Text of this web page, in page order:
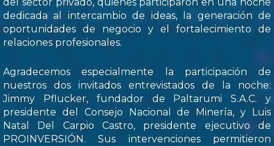
del sector privado, quienes participaron en una noche
dedicada al intercambio de ideas, la generación de
oportunidades de negocio y el fortalecimiento de
relaciones profesionales.
Agradecemos especialmente la participación de
nuestros dos invitados entrevistados de la noche:
Jimmy Pflucker, fundador de Paltarumi S.A.C. y
presidente del Consejo Nacional de Minería, y Luis
Natal Del Carpio Castro, presidente ejecutivo de
PROINVERSIÓN. Sus intervenciones permitieron